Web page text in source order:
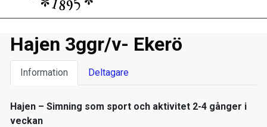
Hajen 3ggr/v- Ekerö
Information Deltagare
Hajen – Simning som sport och aktivitet 2-4 gånger i
veckan